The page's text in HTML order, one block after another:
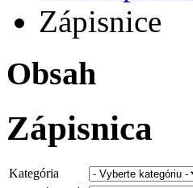
Zápisnice
Obsah
Zápisnica
Kategória